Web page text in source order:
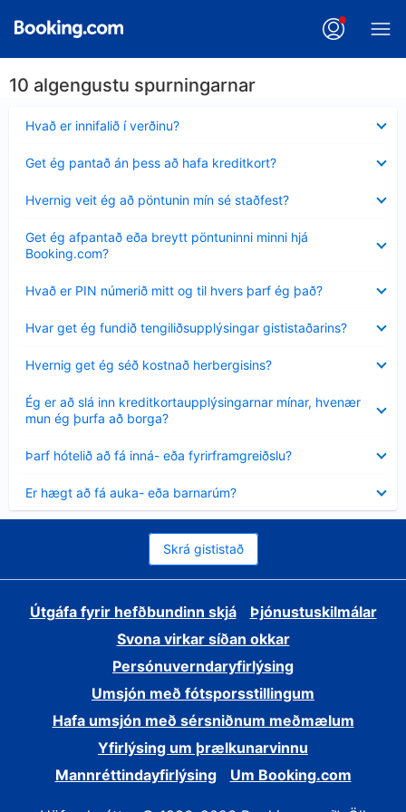
10 algengustu spurningarnar
Hvað er innifalið í verðinu?
sýnt
Get ég pantað án þess að hafa kreditkort?
sýnt
Hvernig veit ég að pöntunin mín sé staðfest?
sýnt
Get ég afpantað eða breytt pöntuninni minni hjá
Booking.com?
sýnt
Hvað er PIN númerið mitt og til hvers þarf ég það?
sýnt
Hvar get ég fundið tengiliðsupplýsingar gististaðarins?
sýnt
Hvernig get ég séð kostnað herbergisins?
sýnt
Ég er að slá inn kreditkortaupplýsingarnar mínar, hvenær
mun ég þurfa að borga?
Minna
sýnt
Þarf hótelið að fá inná- eða fyrirframgreiðslu?
sýnt
Er hægt að fá auka- eða barnarúm?
sýnt
Skrá gististað
Útgáfa fyrir hefðbundinn skjá
Þjónustuskilmálar
Svona virkar síðan okkar
Persónuverndaryfirlýsing
Umsjón með fótsporsstillingum
Hafa umsjón með sérsniðnum meðmælum
Yfirlýsing um þrælkunarvinnu
Mannréttindayfirlýsing
Um Booking.com